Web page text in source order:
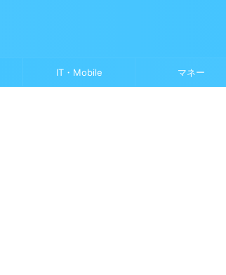
IT・Mobile マネー